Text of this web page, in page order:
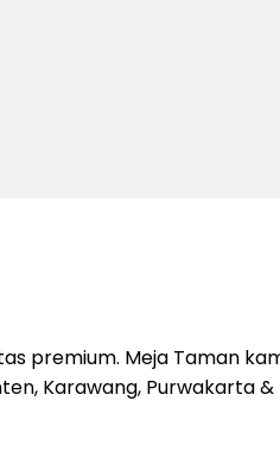
premium. Meja Taman
Karawang, Purwakarta